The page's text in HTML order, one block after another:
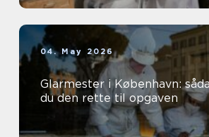
04. May 2026
Glarmester i København:
du den rette til opgaven